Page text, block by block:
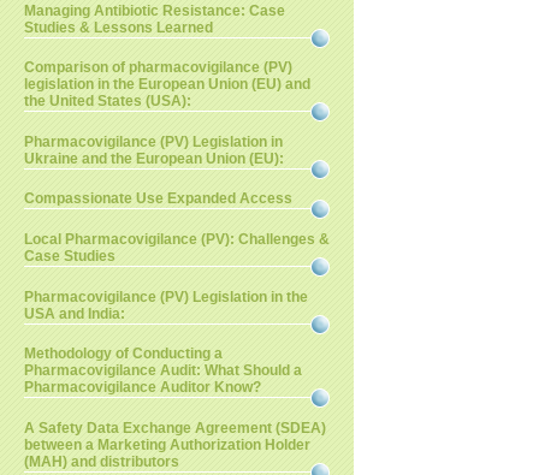
Managing Antibiotic Resistance: Case
Studies & Lessons Learned
Comparison of pharmacovigilance (PV)
legislation in the European Union (EU) and
the United States (USA):
Pharmacovigilance (PV) Legislation in
Ukraine and the European Union (EU):
Compassionate Use Expanded Access
Local Pharmacovigilance (PV): Challenges &
Case Studies
Pharmacovigilance (PV) Legislation in the
USA and India:
Methodology of Conducting a
Pharmacovigilance Audit: What Should a
Pharmacovigilance Auditor Know?
A Safety Data Exchange Agreement (SDEA)
between a Marketing Authorization Holder
(MAH) and distributors